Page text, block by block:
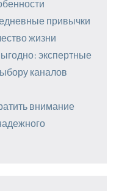
привычки
жизни
экспертные
каналов
внимание